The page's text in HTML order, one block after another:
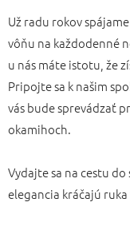
Už radu rokov
vôňu na každodenné
u nás máte istotu, že
Pripojte sa k našim
vás bude sprevádzať
okamihoch.
Vydajte sa na cestu do
elegancia kráčajú ruka